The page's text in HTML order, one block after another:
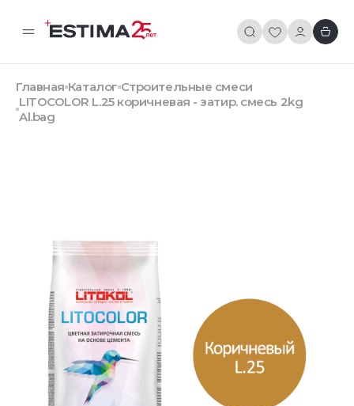
Главная Каталог Строительные смеси
LITOCOLOR L.25 коричневая - затир. смесь 2kg
Al.bag